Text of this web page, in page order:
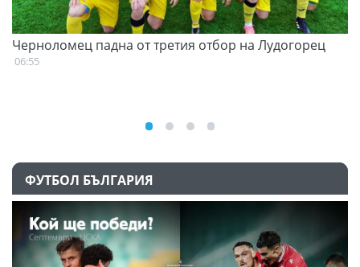
Черноломец падна от третия отбор на Лудогорец
06:55
ФУТБОЛ БЪЛГАРИЯ